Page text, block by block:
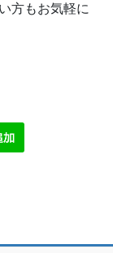
方もお気軽に